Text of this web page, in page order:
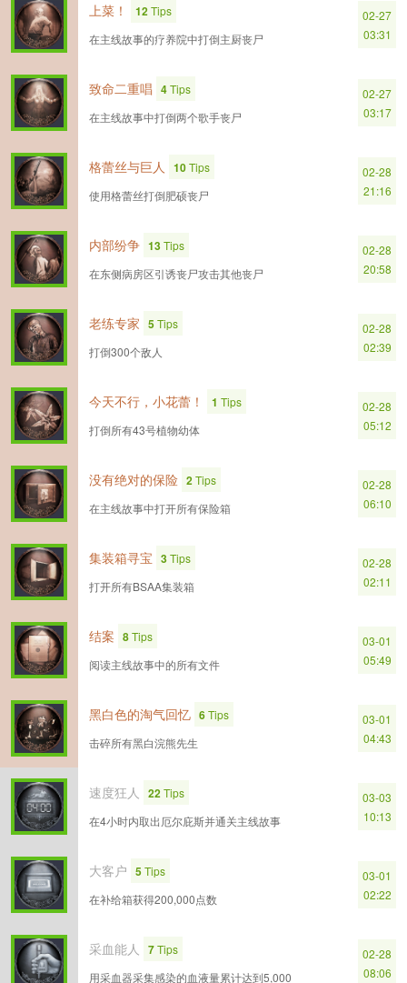
上菜！ 12Tips
在主线故事的疗养院中打倒主厨丧尸
02-27
03:31
致命二重唱 4Tips
在主线故事中打倒两个歌手丧尸
02-27
03:17
格蕾丝与巨人 10Tips
使用格蕾丝打倒肥硕丧尸
02-28
21:16
内部纷争 13Tips
在东侧病房区引诱丧尸攻击其他丧尸
02-28
20:58
老练专家 5Tips
打倒300个敌人
02-28
02:39
今天不行，小花蕾！ 1 Tips
打倒所有43号植物幼体
02-28
05:12
没有绝对的保险 2Tips
在主线故事中打开所有保险箱
02-28
06:10
集装箱寻宝 3Tips
打开所有BSAA集装箱
02-28
02:11
结案 8Tips
阅读主线故事中的所有文件
03-01
05:49
黑白色的淘气回忆 6Tips
击碎所有黑白浣熊先生
03-01
04:43
速度狂人 22Tips
在4小时内取出厄尔庇斯并通关主线故事
03-03
10:13
大客户 5Tips
在补给箱获得200,000点数
03-01
02:22
采血能人 7Tips
用采血器采集感染的血液量累计达到5,000
02-28
08:06